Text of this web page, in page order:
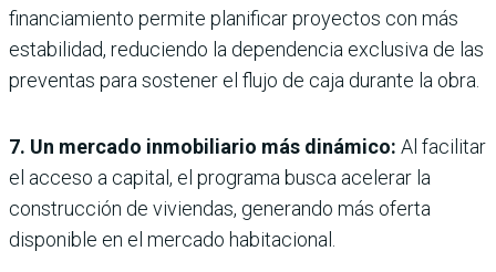
financiamiento permite planificar proyectos con más
estabilidad, reduciendo la dependencia exclusiva de las
preventas para sostener el flujo de caja durante la obra.
7. Un mercado inmobiliario más dinámico: Al facilitar
el acceso a capital, el programa busca acelerar la
construcción de viviendas, generando más oferta
disponible en el mercado habitacional.